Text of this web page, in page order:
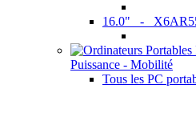
16.0" -
Puissance - Mobilité
Tous les PC